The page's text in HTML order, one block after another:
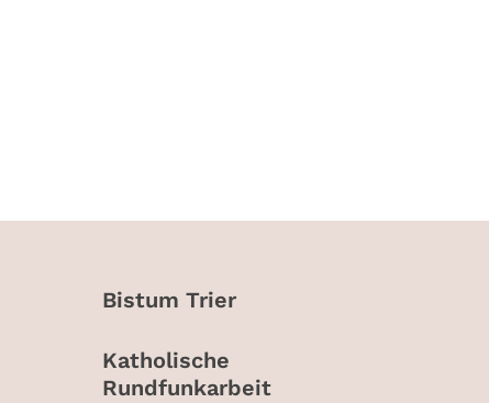
Bistum Trier
Katholische
Rundfunkarbeit